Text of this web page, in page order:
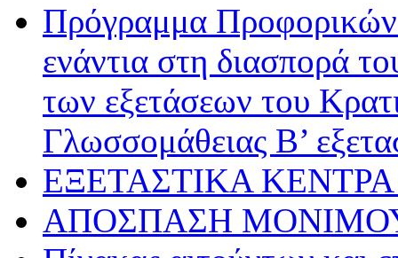
Πρόγραμμα
ενάντια στη διασπορά
των εξετάσεων του
Γλωσσομάθειας Β’
ΕΞΕΤΑΣΤΙΚΑ
ΑΠΟΣΠΑΣΗ